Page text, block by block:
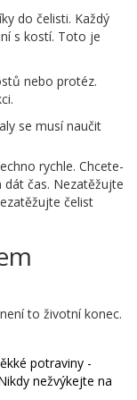
do čelisti. Každý
s kostí. Toto je
nebo protéz.
se musí naučit
rychle. Chcete-
čas. Nezatěžujte
čelist
to životní konec.
potraviny -
nežvýkejte na